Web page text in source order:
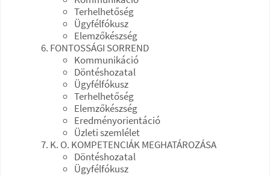
Terhelhetőség
Ügyfélfókusz
Elemzőkészség
FONTOSSÁGI SORREND
Kommunikáció
Döntéshozatal
Ügyfélfókusz
Terhelhetőség
Elemzőkészség
Eredményorientáció
Üzleti szemlélet
K. O. KOMPETENCIÁK MEGHATÁROZÁSA
Döntéshozatal
Ügyfélfókusz